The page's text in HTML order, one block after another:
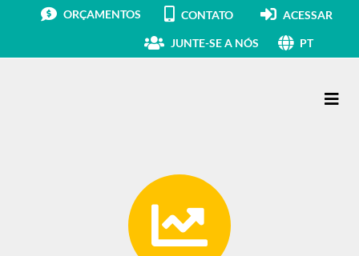
ORÇAMENTOS CONTATO ACESSAR
JUNTE-SE A NÓS PT